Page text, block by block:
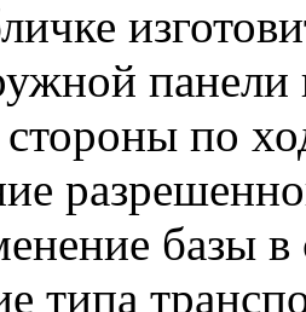
панели
стороны по
базы в
типа